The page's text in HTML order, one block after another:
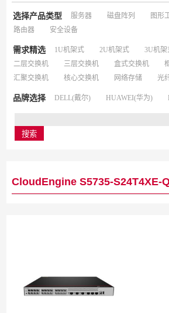
选择产品类型 服务器 磁盘阵列 图形
路由器
安全设备
需求精选 1U机架式 2U机架式 3U机架
二层交换机
三层交换机 盒式交换机
汇聚交换机
核心交换机 网络存储 光
品牌选择 DELL(戴尔) HUAWEI(华为)
CloudEngine S5735-S24T4XE-